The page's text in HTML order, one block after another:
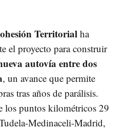
Territorial ha
el proyecto para construir
autovía entre dos
, un avance que permite
tras años de parálisis.
los puntos kilométricos 29
Medinaceli-Madrid,